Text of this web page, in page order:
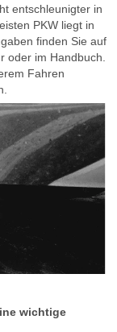
entschleunigter in
PKW liegt in
finden Sie auf
oder im Handbuch.
Fahren
wichtige